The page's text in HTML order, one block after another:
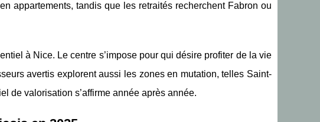
appartements, tandis que les retraités recherchent Fabron ou
à Nice. Le centre s’impose pour qui désire profiter de la vie
avertis explorent aussi les zones en mutation, telles Saint-
de valorisation s’affirme année après année.